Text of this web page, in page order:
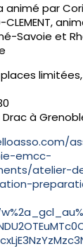
par
CLEMENT,
Savoie et
Drac à
emcc-
atelier-